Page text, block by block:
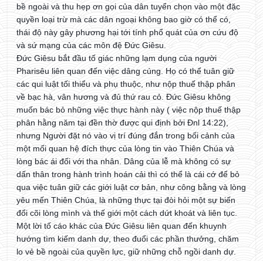
bề ngoài và thu hẹp ơn gọi của dân tuyển chọn vào một đặc
quyền loại trừ mà các dân ngoại không bao giờ có thể có,
thái độ này gây phương hại tới tính phổ quát của ơn cứu độ
và sứ mạng của các môn đệ Đức Giêsu.
Đức Giêsu bắt đầu tố giác những lạm dụng của người
Pharisêu liên quan đến việc dâng cúng. Họ có thể tuân giữ
các qui luật tối thiểu và phụ thuộc, như nộp thuế thập phân
về bạc hà, vân hương và đủ thứ rau cỏ. Đức Giêsu không
muốn bác bỏ những việc thực hành này ( việc nộp thuế thập
phân hằng năm tại đền thờ được qui định bởi Đnl 14:22),
nhưng Người đặt nó vào vị trí đúng đắn trong bối cảnh của
một mối quan hệ đích thực của lòng tin vào Thiên Chúa và
lòng bác ái đối với tha nhân. Dâng của lễ mà không có sự
dấn thân trong hành trình hoán cải thì có thể là cái cớ để bỏ
qua việc tuân giữ các giới luật cơ bản, như công bằng và lòng
yêu mến Thiên Chúa, là những thực tại đòi hỏi một sự biến
đổi cõi lòng mình và thế giới một cách dứt khoát và liên tục.
Một lời tố cáo khác của Đức Giêsu liên quan đến khuynh
hướng tìm kiếm danh dự, theo đuổi các phần thưởng, chăm
lo vẻ bề ngoài của quyền lực, giữ những chỗ ngồi danh dự.